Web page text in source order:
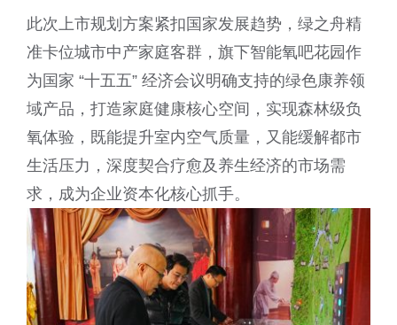
此次上市规划方案紧扣国家发展趋势，绿之舟精
准卡位城市中产家庭客群，旗下智能氧吧花园作
为国家 “十五五” 经济会议明确支持的绿色康养领
域产品，打造家庭健康核心空间，实现森林级负
氧体验，既能提升室内空气质量，又能缓解都市
生活压力，深度契合疗愈及养生经济的市场需
求，成为企业资本化核心抓手。